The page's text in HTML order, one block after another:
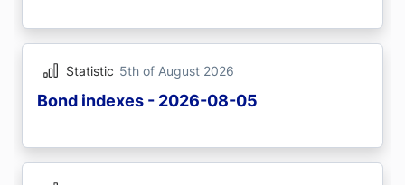
Statistic 5th of August 2026
Bond indexes - 2026-08-05